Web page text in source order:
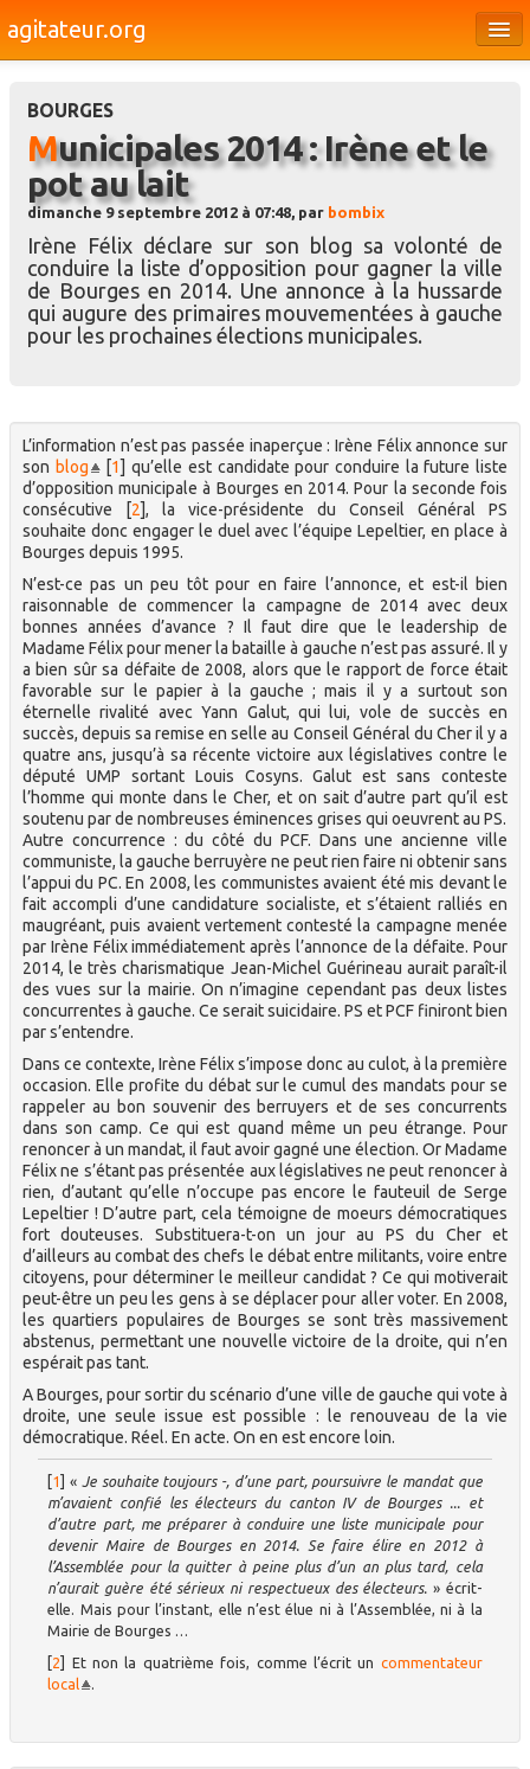
agitateur.org
Bourges & le Cher
Société
Culture
Médias
Dossiers
Brèves
BOURGES
Municipales 2014 : Irène et le
pot au lait
dimanche 9 septembre 2012 à 07:48, par bombix
Irène Félix déclare sur son blog sa volonté de
conduire la liste d’opposition pour gagner la ville
de Bourges en 2014. Une annonce à la hussarde
qui augure des primaires mouvementées à gauche
pour les prochaines élections municipales.
L’information n’est pas passée inaperçue : Irène Félix annonce sur
son blog [1] qu’elle est candidate pour conduire la future liste
d’opposition municipale à Bourges en 2014. Pour la seconde fois
consécutive [2], la vice-présidente du Conseil Général PS
souhaite donc engager le duel avec l’équipe Lepeltier, en place à
Bourges depuis 1995.
N’est-ce pas un peu tôt pour en faire l’annonce, et est-il bien
raisonnable de commencer la campagne de 2014 avec deux
bonnes années d’avance ? Il faut dire que le leadership de
Madame Félix pour mener la bataille à gauche n’est pas assuré. Il y
a bien sûr sa défaite de 2008, alors que le rapport de force était
favorable sur le papier à la gauche ; mais il y a surtout son
éternelle rivalité avec Yann Galut, qui lui, vole de succès en
succès, depuis sa remise en selle au Conseil Général du Cher il y a
quatre ans, jusqu’à sa récente victoire aux législatives contre le
député UMP sortant Louis Cosyns. Galut est sans conteste
l’homme qui monte dans le Cher, et on sait d’autre part qu’il est
soutenu par de nombreuses éminences grises qui oeuvrent au PS.
Autre concurrence : du côté du PCF. Dans une ancienne ville
communiste, la gauche berruyère ne peut rien faire ni obtenir sans
l’appui du PC. En 2008, les communistes avaient été mis devant le
fait accompli d’une candidature socialiste, et s’étaient ralliés en
maugréant, puis avaient vertement contesté la campagne menée
par Irène Félix immédiatement après l’annonce de la défaite. Pour
2014, le très charismatique Jean-Michel Guérineau aurait paraît-il
des vues sur la mairie. On n’imagine cependant pas deux listes
concurrentes à gauche. Ce serait suicidaire. PS et PCF finiront bien
par s’entendre.
Dans ce contexte, Irène Félix s’impose donc au culot, à la première
occasion. Elle profite du débat sur le cumul des mandats pour se
rappeler au bon souvenir des berruyers et de ses concurrents
dans son camp. Ce qui est quand même un peu étrange. Pour
renoncer à un mandat, il faut avoir gagné une élection. Or Madame
Félix ne s’étant pas présentée aux législatives ne peut renoncer à
rien, d’autant qu’elle n’occupe pas encore le fauteuil de Serge
Lepeltier ! D’autre part, cela témoigne de moeurs démocratiques
fort douteuses. Substituera-t-on un jour au PS du Cher et
d’ailleurs au combat des chefs le débat entre militants, voire entre
citoyens, pour déterminer le meilleur candidat ? Ce qui motiverait
peut-être un peu les gens à se déplacer pour aller voter. En 2008,
les quartiers populaires de Bourges se sont très massivement
abstenus, permettant une nouvelle victoire de la droite, qui n’en
espérait pas tant.
A Bourges, pour sortir du scénario d’une ville de gauche qui vote à
droite, une seule issue est possible : le renouveau de la vie
démocratique. Réel. En acte. On en est encore loin.
[1]« Je souhaite toujours -, d’une part, poursuivre le mandat que
m’avaient confié les électeurs du canton IV de Bourges ... et
d’autre part, me préparer à conduire une liste municipale pour
devenir Maire de Bourges en 2014. Se faire élire en 2012 à
l’Assemblée pour la quitter à peine plus d’un an plus tard, cela
n’aurait guère été sérieux ni respectueux des électeurs. » écrit-
elle. Mais pour l’instant, elle n’est élue ni à l’Assemblée, ni à la
Mairie de Bourges …
[2] Et non la quatrième fois, comme l’écrit un commentateur
local